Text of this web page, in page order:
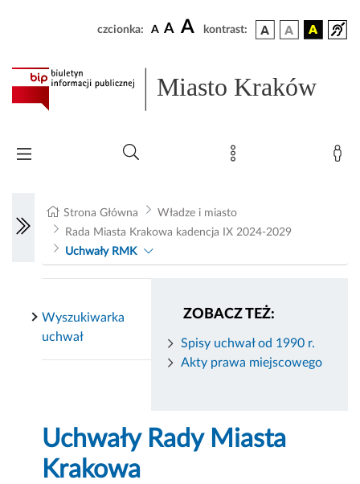
czcionka: A A A kontrast:
Miasto Kraków
Strona Główna
Władze i miasto
Rada Miasta Krakowa kadencja IX 2024-2029
Uchwały RMK
ZOBACZ TEŻ:
Spisy uchwał od 1990 r.
Akty prawa miejscowego
Wyszukiwarka
uchwał
Uchwały Rady Miasta
Krakowa